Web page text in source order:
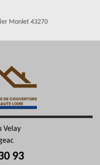
Monlet 43270
Velay
93